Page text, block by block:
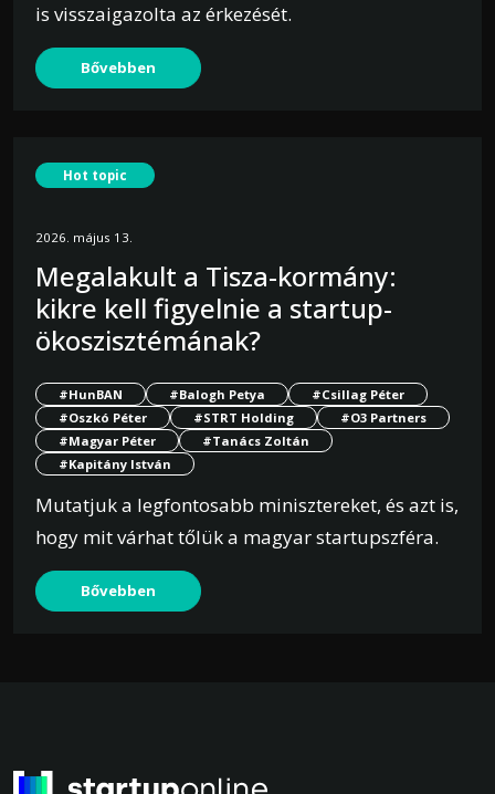
is visszaigazolta az érkezését.
Bővebben
Hot topic
2026. május 13.
Megalakult a Tisza-kormány:
kikre kell figyelnie a startup-
ökoszisztémának?
#HunBAN #Balogh Petya
#Csillag Péter
#Oszkó Péter
#STRT Holding
#O3 Partners
#Magyar Péter
#Tanács Zoltán
#Kapitány István
Mutatjuk a legfontosabb minisztereket, és azt is,
hogy mit várhat tőlük a magyar startupszféra.
Bővebben